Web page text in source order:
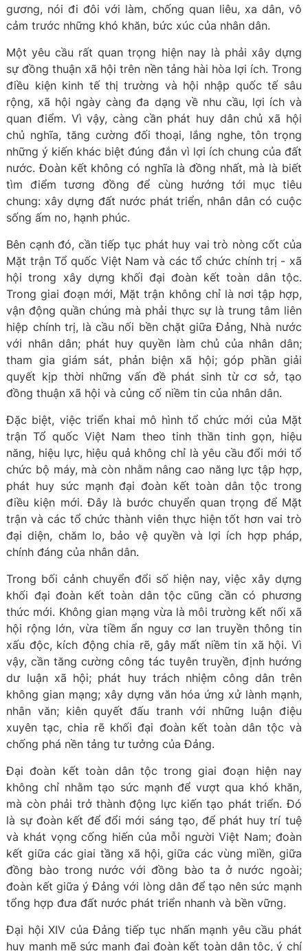
gương, nói đi đôi với làm, chống quan liêu, xa dân, vô
cảm trước những khó khăn, bức xúc của nhân dân.
Một yêu cầu rất quan trọng hiện nay là phải xây dựng
sự đồng thuận xã hội trên nền tảng hài hòa lợi ích. Trong
điều kiện kinh tế thị trường và hội nhập quốc tế sâu
rộng, xã hội ngày càng đa dạng về nhu cầu, lợi ích và
quan điểm. Vì vậy, càng cần phát huy dân chủ xã hội
chủ nghĩa, tăng cường đối thoại, lắng nghe, tôn trọng
những ý kiến khác biệt đúng đắn vì lợi ích chung của đất
nước. Đoàn kết không có nghĩa là đồng nhất, mà là biết
tìm điểm tương đồng để cùng hướng tới mục tiêu
chung: xây dựng đất nước phát triển, nhân dân có cuộc
sống ấm no, hạnh phúc.
Bên cạnh đó, cần tiếp tục phát huy vai trò nòng cốt của
Mặt trận Tổ quốc Việt Nam và các tổ chức chính trị - xã
hội trong xây dựng khối đại đoàn kết toàn dân tộc.
Trong giai đoạn mới, Mặt trận không chỉ là nơi tập hợp,
vận động quần chúng mà phải thực sự là trung tâm liên
hiệp chính trị, là cầu nối bền chặt giữa Đảng, Nhà nước
với nhân dân; phát huy quyền làm chủ của nhân dân;
tham gia giám sát, phản biện xã hội; góp phần giải
quyết kịp thời những vấn đề phát sinh từ cơ sở, tạo
đồng thuận xã hội và củng cố niềm tin của nhân dân.
Đặc biệt, việc triển khai mô hình tổ chức mới của Mặt
trận Tổ quốc Việt Nam theo tinh thần tinh gọn, hiệu
năng, hiệu lực, hiệu quả không chỉ là yêu cầu đổi mới tổ
chức bộ máy, mà còn nhằm nâng cao năng lực tập hợp,
phát huy sức mạnh đại đoàn kết toàn dân tộc trong
điều kiện mới. Đây là bước chuyển quan trọng để Mặt
trận và các tổ chức thành viên thực hiện tốt hơn vai trò
đại diện, chăm lo, bảo vệ quyền và lợi ích hợp pháp,
chính đáng của nhân dân.
Trong bối cảnh chuyển đổi số hiện nay, việc xây dựng
khối đại đoàn kết toàn dân tộc cũng cần có phương
thức mới. Không gian mạng vừa là môi trường kết nối xã
hội rộng lớn, vừa tiềm ẩn nguy cơ lan truyền thông tin
xấu độc, kích động chia rẽ, gây mất niềm tin xã hội. Vì
vậy, cần tăng cường công tác tuyên truyền, định hướng
dư luận xã hội; phát huy trách nhiệm công dân trên
không gian mạng; xây dựng văn hóa ứng xử lành mạnh,
nhân văn; kiên quyết đấu tranh với những luận điệu
xuyên tạc, chia rẽ khối đại đoàn kết toàn dân tộc và
chống phá nền tảng tư tưởng của Đảng.
Đại đoàn kết toàn dân tộc trong giai đoạn hiện nay
không chỉ nhằm tạo sức mạnh để vượt qua khó khăn,
mà còn phải trở thành động lực kiến tạo phát triển. Đó
là sự đoàn kết để đổi mới sáng tạo, để phát huy trí tuệ
và khát vọng cống hiến của mỗi người Việt Nam; đoàn
kết giữa các giai tầng xã hội, giữa các vùng miền, giữa
đồng bào trong nước với đồng bào ta ở nước ngoài;
đoàn kết giữa ý Đảng với lòng dân để tạo nên sức mạnh
tổng hợp đưa đất nước phát triển nhanh và bền vững.
Đại hội XIV của Đảng tiếp tục nhấn mạnh yêu cầu phát
huy mạnh mẽ sức mạnh đại đoàn kết toàn dân tộc, ý chí